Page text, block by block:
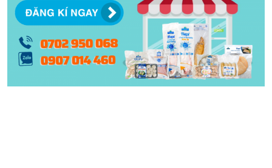
thời đại mới.